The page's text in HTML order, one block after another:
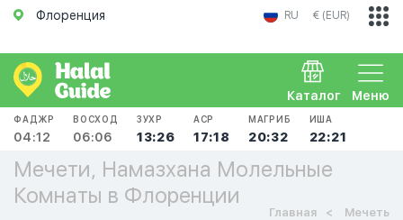
Флоренция RU € (EUR)
Меню
Каталог
ФАДЖР
04:12
ВОСХОД
06:06
ЗУХР
13:26
АСР
17:18
МАГРИБ
20:32
ИША
22:21
Мечети, Намазхана Молельные
Комнаты в Флоренции
Главная Мечеть